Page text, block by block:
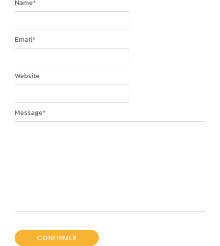
Message*
Name*
Email*
Website